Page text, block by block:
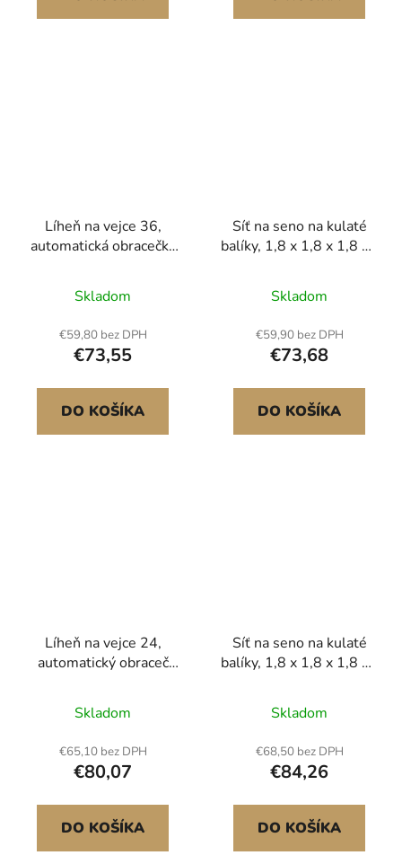
kulaté balíky pro koně
Líheň na vejce 36,
automatická obracečka
a miskou na vodu,
regulace teploty a
vlhkosti, průhledné
okénko s 360°
výhledem, líhně na
drůbeží vejce pro líhnutí
kuřat, kachen, hus a
Skladom
€59,80 bez DPH
€73,55
DO KOŠÍKA
Síť na seno na kulaté
balíky, 1,8 x 1,8 x 1,8 m,
materiál, bezuzlové
provedení, se
stahovacími pásky,
jehlovým člunkem,
opravným provázkem a
úložným vakem, pomalu
podávaná síť na kulaté
Skladom
€59,90 bez DPH
€73,68
DO KOŠÍKA
Líheň na vejce 24,
automatický obraceč
regulace teploty a
vlhkosti, průhledné
okénko s 360°
výhledem, automatické
doplňování vody, líhně
na drůbeží vejce pro
líhnutí kuřat, kachen,
Skladom
€65,10 bez DPH
€80,07
DO KOŠÍKA
Síť na seno na kulaté
balíky, 1,8 x 1,8 x 1,8 m,
PE materiál, bezuzlové
provedení, se
stahovacími páskami,
jehlovým člunkem,
opravným provázkem a
úložným vakem, pomalu
podávaná síť na kulaté
Skladom
€68,50 bez DPH
€84,26
DO KOŠÍKA